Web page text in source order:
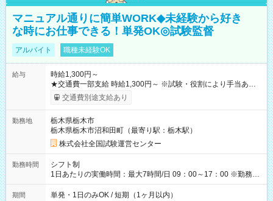
マニュアル通りに簡単WORK◆未経験から好き
な時にお仕事できる！単発OK◎試験監督
アルバイト 職種未経験OK
給与
時給1,300円～
★交通費一部支給 時給1,300円～ ※試験・役割により手当あり
※勤務回数により昇給あり 【即給（前払い）オプションあ
り！】 希望される場合、勤務から1週間ほどで給与の一部を受け
例】 ・河合塾模擬試験 8:30～17:30（休憩1時間） 時給1,300円
×8時間＝日収10,400円＋交通費 ※当日の役割により時給＋100
円の場合あり ・国家試験 7:00～13:30（休憩なし） 時給1,300
円（役割手当＋100円）×6時間＝日収8,400円＋交通費 【試用期
間】試用期間なし
交通費別途支給あり
勤務地
栃木県栃木市
栃木県栃木市沼和田町（最寄り駅：栃木駅）
株式会社全国試験運営センター
勤務時間
シフト制
1日あたりの実働時間：最大7時間/日 09：00～17：00 ※勤務時
間は 試験により異なります。
期間 単発・1日のみOK / 短期（1ヶ月以内）